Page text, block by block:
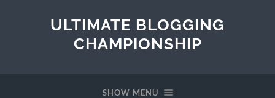
ULTIMATE BLOGGING
CHAMPIONSHIP
SHOW MENU